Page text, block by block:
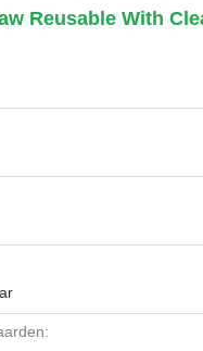
Reusable With